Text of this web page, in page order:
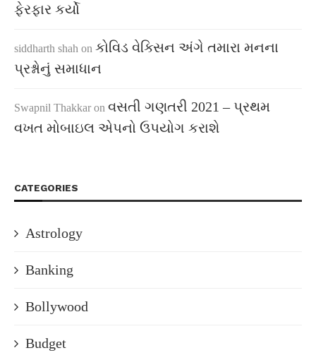
ફેરફાર કર્યો
siddharth shah on કોવિડ વેક્સિન અંગે તમારા મનના
પ્રશ્નોનું સમાધાન
Swapnil Thakkar on વસતી ગણતરી 2021 – પ્રથમ
વખત મોબાઇલ એપનો ઉપયોગ કરાશે
CATEGORIES
Astrology
Banking
Bollywood
Budget